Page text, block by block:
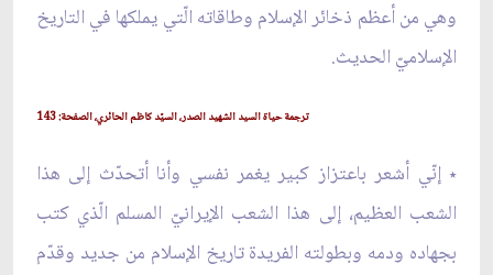
وهي من أعظم ذخائر الإسلام وطاقاته الّتي يملكها في التاريخ
الإسلاميّ الحديث.
ترجمة حياة السيد الشهيد الصدر، السيّد كاظم الحائري، الصفحة: 143
٭ إنّي أشعر باعتزاز كبير يغمر نفسي وأنا أتحدّث إلى هذا
الشعب العظيم، إلى هذا الشعب الإيرانيّ المسلم الّذي كتب
بجهاده ودمه وبطولته الفريدة تاريخ الإسلام من جديد وقدّم